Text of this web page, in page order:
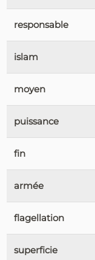
responsable
islam
moyen
puissance
fin
armée
flagellation
superficie